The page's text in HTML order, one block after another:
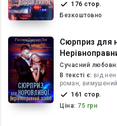
176 стор.
Безкоштовно
Сюрприз для
Сучасний
В текcті є: від
роман,
161 стор.
Ціна: 75 грн